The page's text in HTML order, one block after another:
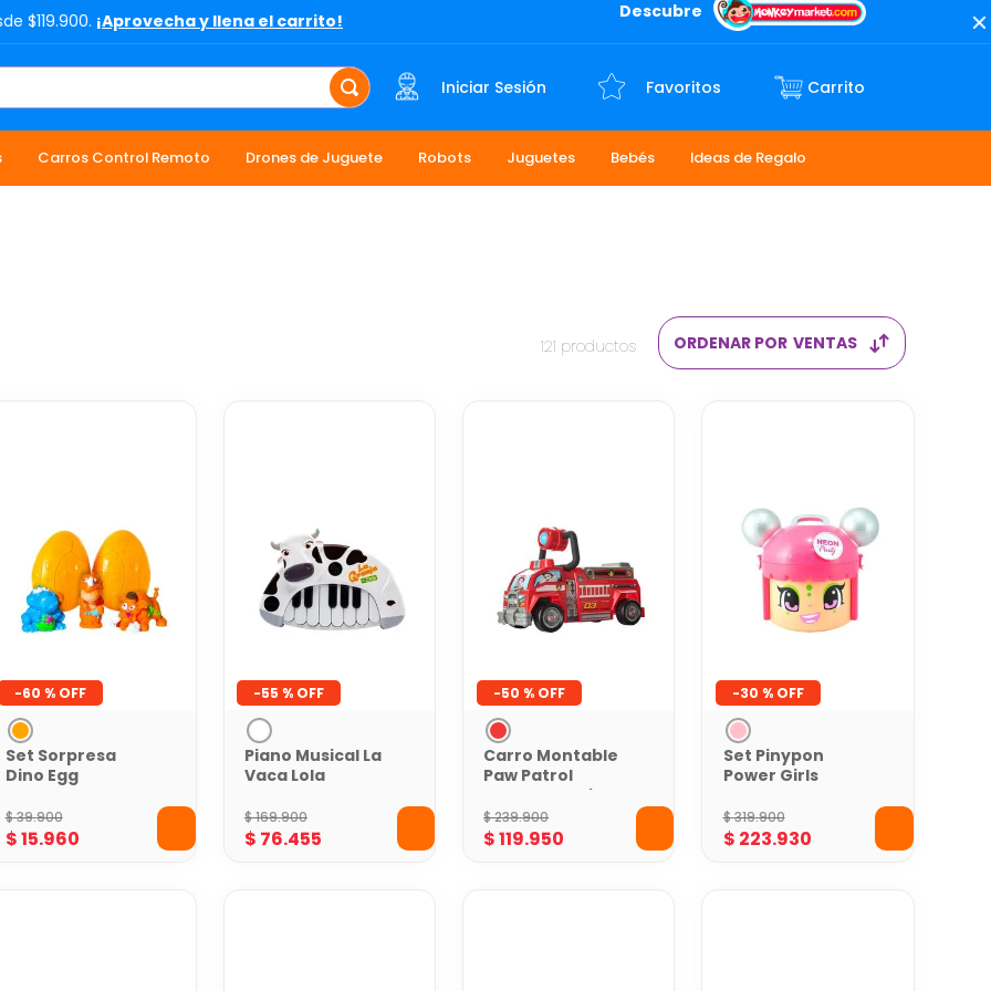
$119.900. ¡Aprovecha y llena el carrito! Descubre
Iniciar Sesión Favoritos
Carros Control Remoto Drones de Juguete Robots Juguetes Bebés Ideas de Regalo
121 productos ORDENAR POR VENTAS
-60 %
Set Sorpresa
Dino Egg
Coleccionables x
3
$39.900
$15.960
-55 %
Piano Musical La
Vaca Lola
$169.900
$ 76.455
-50 %
Carro Montable
Paw Patrol
Patrulla Canina
$239.900
$119.950
-30 %
Set Pinypon
Power Girls
$319.900
$ 223.930